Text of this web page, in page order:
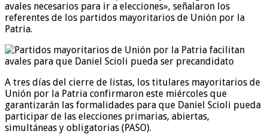
avales necesarios para ir a elecciones», señalaron los
referentes de los partidos mayoritarios de Unión por la
Patria.
A tres días del cierre de listas, los titulares mayoritarios de
Unión por la Patria confirmaron este miércoles que
garantizarán las formalidades para que Daniel Scioli pueda
participar de las elecciones primarias, abiertas,
simultáneas y obligatorias (PASO).